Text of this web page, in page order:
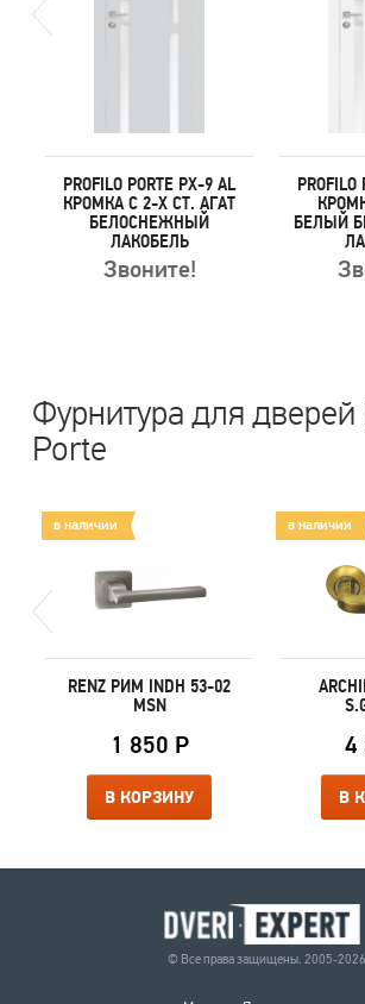
PROFILO PORTE PX-9 AL
КРОМКА С 2-Х СТ. АГАТ
БЕЛОСНЕЖНЫЙ
ЛАКОБЕЛЬ
Звоните!
БЕЛЫЙ
Фурнитура для
Porte
в наличии
RENZ РИМ INDH 53-02
MSN
1 850 Р
В КОРЗИНУ
в наличии
4
В
© Все права защищены. 2005-2026